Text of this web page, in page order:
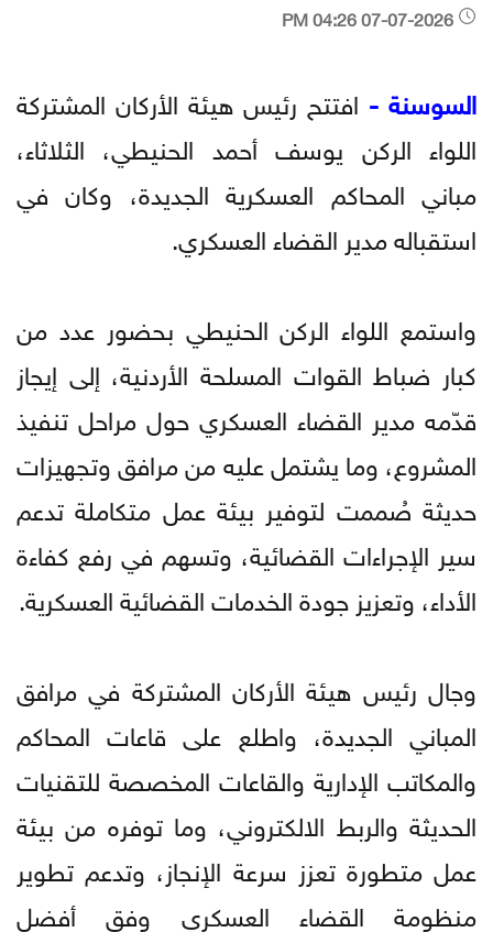
السوسنة - افتتح رئيس هيئة الأركان المشتركة
اللواء الركن يوسف أحمد الحنيطي، الثلاثاء،
مباني المحاكم العسكرية الجديدة، وكان في
استقباله مدير القضاء العسكري.
واستمع اللواء الركن الحنيطي بحضور عدد من
كبار ضباط القوات المسلحة الأردنية، إلى إيجاز
قدّمه مدير القضاء العسكري حول مراحل تنفيذ
المشروع، وما يشتمل عليه من مرافق وتجهيزات
حديثة صُممت لتوفير بيئة عمل متكاملة تدعم
سير الإجراءات القضائية، وتسهم في رفع كفاءة
الأداء، وتعزيز جودة الخدمات القضائية العسكرية.
وجال رئيس هيئة الأركان المشتركة في مرافق
المباني الجديدة، واطلع على قاعات المحاكم
والمكاتب الإدارية والقاعات المخصصة للتقنيات
الحديثة والربط الالكتروني، وما توفره من بيئة
عمل متطورة تعزز سرعة الإنجاز، وتدعم تطوير
منظومة القضاء العسكري وفق أفضل